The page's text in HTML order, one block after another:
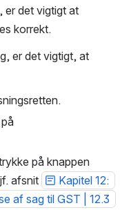
er det vigtigt at
korrekt.
er det vigtigt, at
på knappen
afsnit
Kapitel 12:
af sag til GST | 12.3